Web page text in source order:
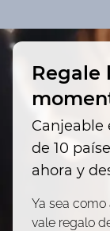
Regale
Canjeable
de 10
ahora y
Ya sea
vale regalo